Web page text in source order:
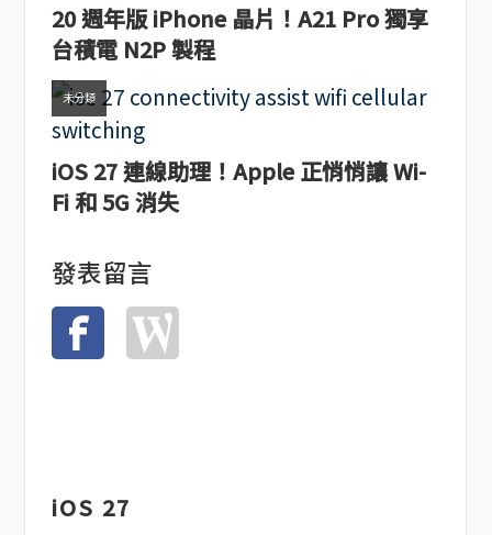
20 週年版 iPhone 晶片！A21 Pro 獨享
台積電 N2P 製程
未分類
iOS 27 連線助理！Apple 正悄悄讓 Wi-
Fi 和 5G 消失
發表留言
iOS 27